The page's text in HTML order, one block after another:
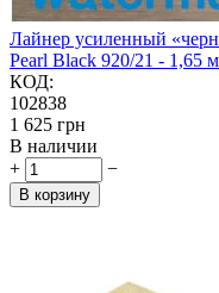
Лайнер усиленный
Pearl Black 920/21 - 1,65
КОД:
102838
‍1 625‍ грн
В наличии
+
−
В корзину